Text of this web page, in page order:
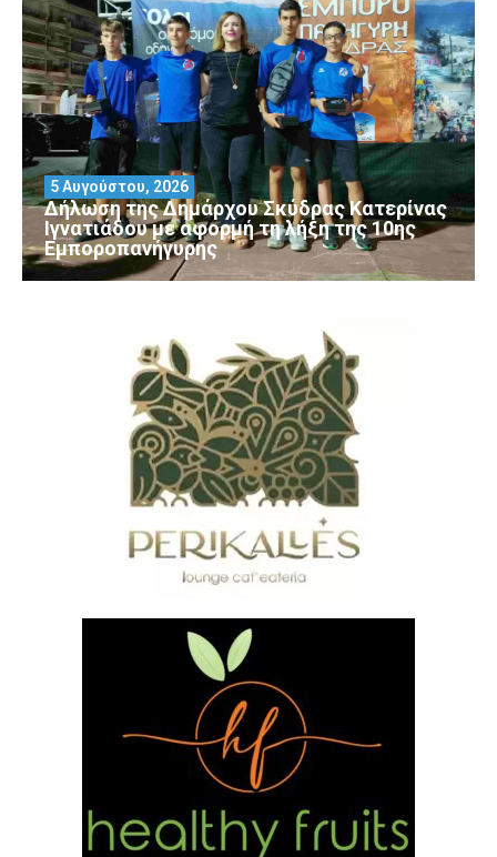
Δήλωση της Δημάρχου Σκύδρας Κατερίνας
Ιγνατιάδου με αφορμή τη λήξη της 10ης
Εμποροπανήγυρης
5 Αυγούστου, 2026